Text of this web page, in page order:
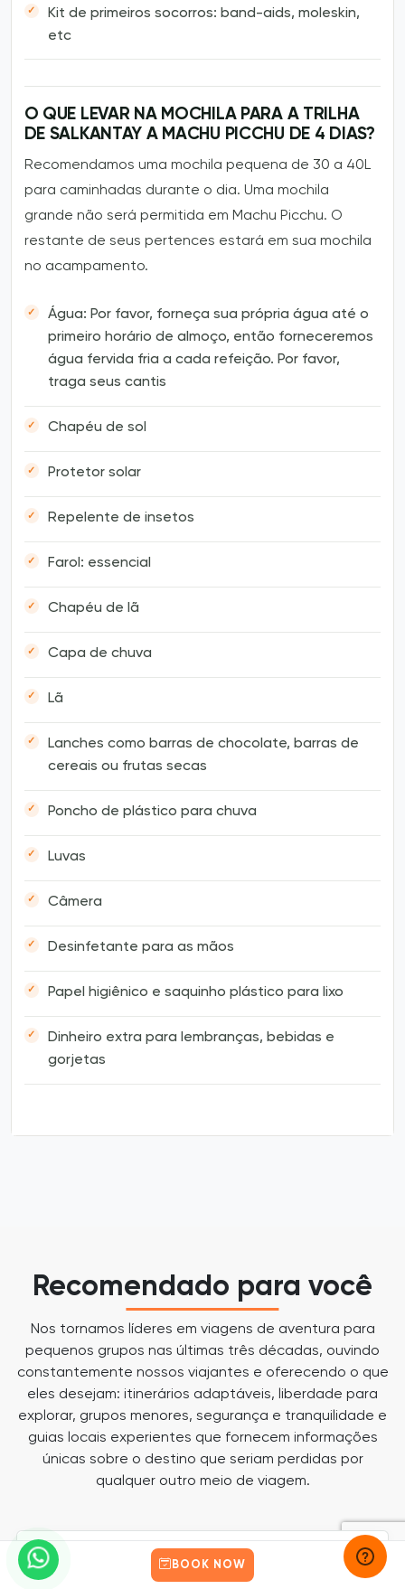
Kit de primeiros socorros: band-aids, moleskin,
etc
O QUE LEVAR NA MOCHILA PARA A TRILHA
DE SALKANTAY A MACHU PICCHU DE 4 DIAS?
Recomendamos uma mochila pequena de 30 a 40L
para caminhadas durante o dia. Uma mochila
grande não será permitida em Machu Picchu. O
restante de seus pertences estará em sua mochila
no acampamento.
Água: Por favor, forneça sua própria água até o
primeiro horário de almoço, então forneceremos
água fervida fria a cada refeição. Por favor,
traga seus cantis
Chapéu de sol
Protetor solar
Repelente de insetos
Farol: essencial
Chapéu de lã
Capa de chuva
Lã
Lanches como barras de chocolate, barras de
cereais ou frutas secas
Poncho de plástico para chuva
Luvas
Câmera
Desinfetante para as mãos
Papel higiênico e saquinho plástico para lixo
Dinheiro extra para lembranças, bebidas e
gorjetas
BOOK NOW
Recomendado para você
Nos tornamos líderes em viagens de aventura para
pequenos grupos nas últimas três décadas, ouvindo
constantemente nossos viajantes e oferecendo o que
eles desejam: itinerários adaptáveis, liberdade para
explorar, grupos menores, segurança e tranquilidade e
guias locais experientes que fornecem informações
únicas sobre o destino que seriam perdidas por
qualquer outro meio de viagem.